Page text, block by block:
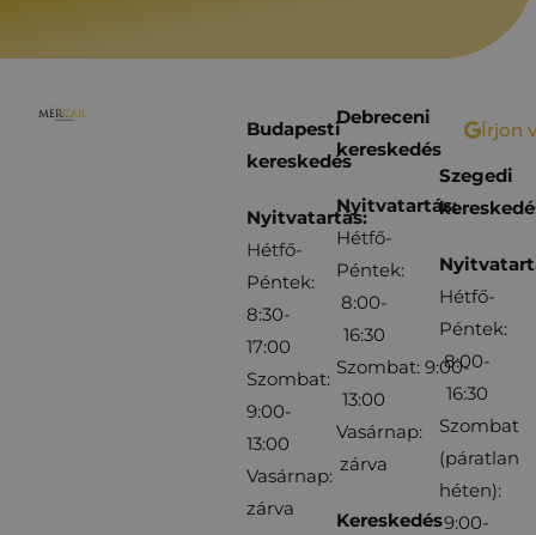
Budapesti
kereskedés
Nyitvatartás:
Hétfő-
Péntek:
8:30-
17:00
Szombat:
9:00-
13:00
Vasárnap:
zárva
Debreceni
kereskedés
Nyitvatartás:
Hétfő-
Péntek:
8:00-
16:30
Szombat: 9:00-
13:00
Vasárnap:
zárva
Kereskedés
Írjon
Szegedi
Hétfő-
Péntek:
8:00-
16:30
Szombat
(páratlan
héten):
9:00-